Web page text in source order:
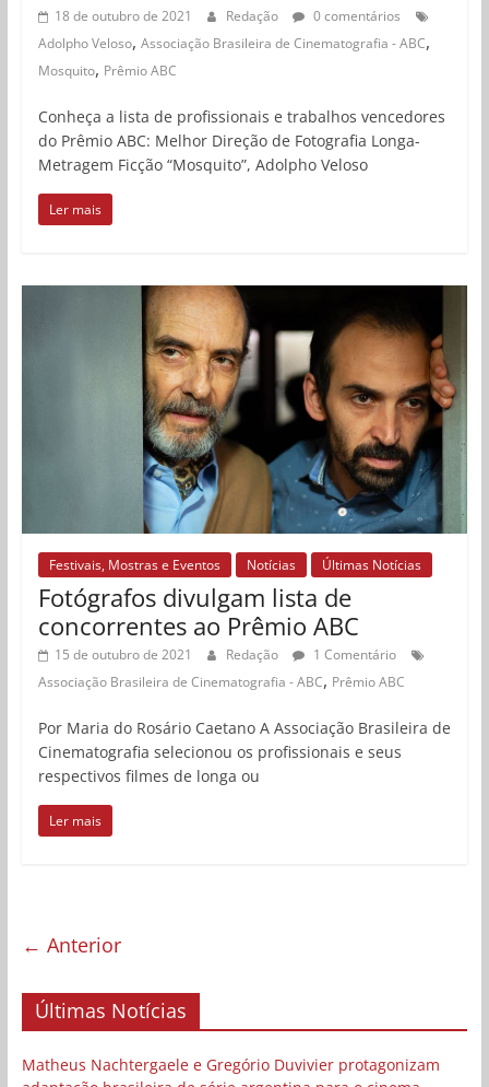
18 de outubro de 2021 Redação
0 comentários
Adolpho Veloso, Associação Brasileira de Cinematografia - ABC,
Mosquito, Prêmio ABC
Conheça a lista de profissionais e trabalhos vencedores
do Prêmio ABC: Melhor Direção de Fotografia Longa-
Metragem Ficção “Mosquito”, Adolpho Veloso
Ler mais
Festivais, Mostras e Eventos Notícias Últimas Notícias
Fotógrafos divulgam lista de
concorrentes ao Prêmio ABC
15 de outubro de 2021 Redação
1 Comentário
Associação Brasileira de Cinematografia - ABC, Prêmio ABC
Por Maria do Rosário Caetano A Associação Brasileira de
Cinematografia selecionou os profissionais e seus
respectivos filmes de longa ou
Ler mais
← Anterior
Últimas Notícias
Matheus Nachtergaele e Gregório Duvivier protagonizam